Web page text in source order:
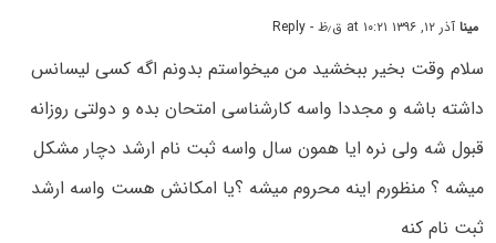
میناآذر ۱۲, ۱۳۹۶ at ۱۰:۲۱ ق٫ظ - Reply
سلام وقت بخیر ببخشید من میخواستم بدونم اگه کسی لیسانس
داشته باشه و مجددا واسه کارشناسی امتحان بده و دولتی روزانه
قبول شه ولی نره ایا همون سال واسه ثبت نام ارشد دچار مشکل
میشه ؟ منظورم اینه محروم میشه ؟یا امکانش هست واسه ارشد
ثبت نام کنه